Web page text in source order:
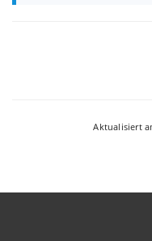
Aktualisiert